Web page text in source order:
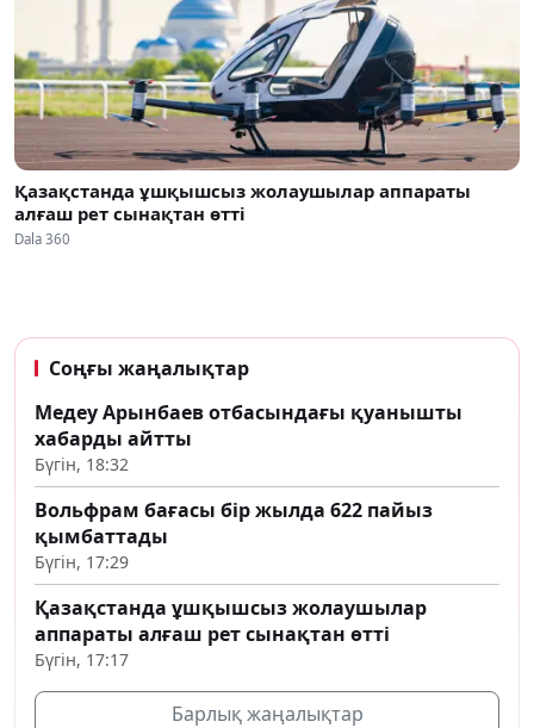
Қазақстанда ұшқышсыз жолаушылар аппараты
алғаш рет сынақтан өтті
Dala 360
Соңғы жаңалықтар
Медеу Арынбаев отбасындағы қуанышты
хабарды айтты
Бүгін, 18:32
Вольфрам бағасы бір жылда 622 пайыз
қымбаттады
Бүгін, 17:29
Қазақстанда ұшқышсыз жолаушылар
аппараты алғаш рет сынақтан өтті
Бүгін, 17:17
Барлық жаңалықтар